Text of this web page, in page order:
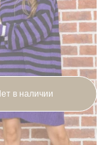
в наличии